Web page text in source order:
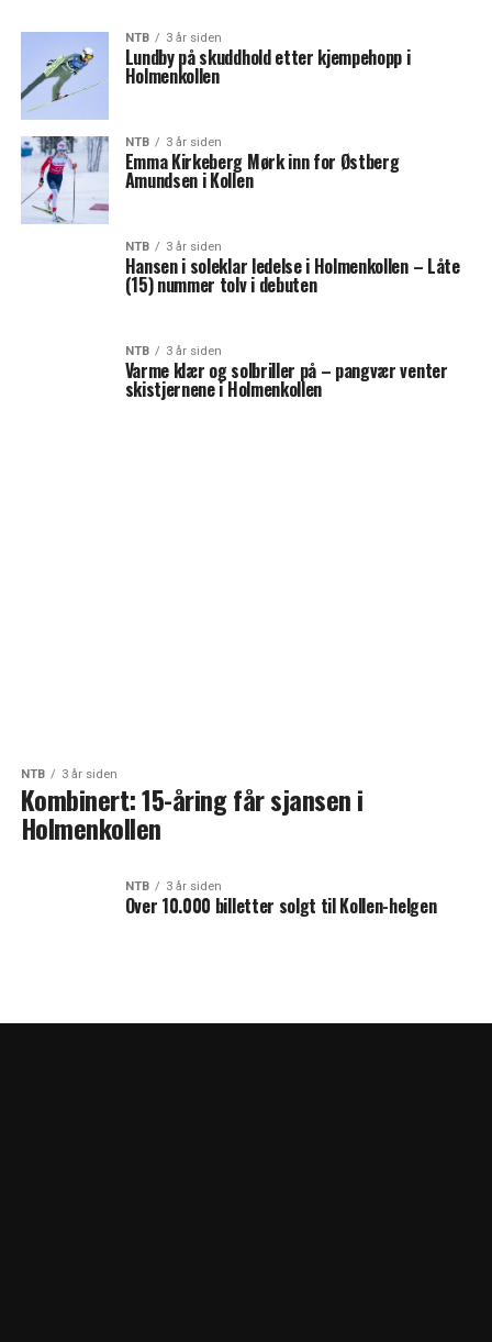
NTB 3 år siden
Lundby på skuddhold etter kjempehopp i
Holmenkollen
NTB 3 år siden
Emma Kirkeberg Mørk inn for Østberg
Amundsen i Kollen
NTB 3 år siden
Hansen i soleklar ledelse i Holmenkollen – Låte
(15) nummer tolv i debuten
NTB 3 år siden
Varme klær og solbriller på – pangvær venter
skistjernene i Holmenkollen
NTB 3 år siden
Kombinert: 15-åring får sjansen i
Holmenkollen
NTB 3 år siden
Over 10.000 billetter solgt til Kollen-helgen